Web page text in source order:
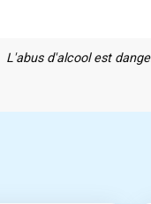
L'abus d'alcool est